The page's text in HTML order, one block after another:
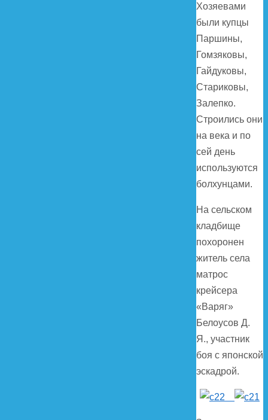
Хозяевами
были купцы
Паршины,
Гомзяковы,
Гайдуковы,
Стариковы,
Залепко.
Строились они
на века и по
сей день
используются
болхунцами.
На сельском
кладбище
похоронен
житель села
матрос
крейсера
«Варяг»
Белоусов Д.
Я., участник
боя с японской
эскадрой.